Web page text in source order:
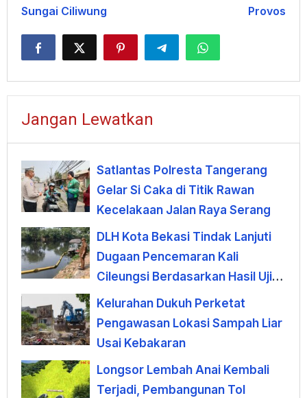
Sungai Ciliwung
Provos
Jangan Lewatkan
Satlantas Polresta Tangerang
Gelar Si Caka di Titik Rawan
Kecelakaan Jalan Raya Serang
DLH Kota Bekasi Tindak Lanjuti
Dugaan Pencemaran Kali
Cileungsi Berdasarkan Hasil Uji
Laboratorium
Kelurahan Dukuh Perketat
Pengawasan Lokasi Sampah Liar
Usai Kebakaran
Longsor Lembah Anai Kembali
Terjadi, Pembangunan Tol